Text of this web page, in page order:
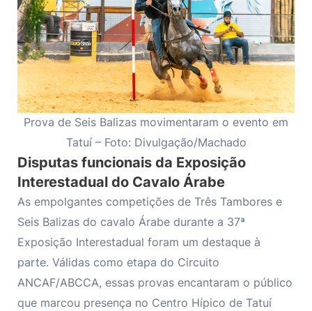
Prova de Seis Balizas movimentaram o evento em
Tatuí – Foto: Divulgação/Machado
Disputas funcionais da Exposição
Interestadual do Cavalo Árabe
As empolgantes competições de Três Tambores e
Seis Balizas do cavalo Árabe durante a 37ª
Exposição Interestadual foram um destaque à
parte. Válidas como etapa do Circuito
ANCAF/ABCCA, essas provas encantaram o público
que marcou presença no Centro Hípico de Tatuí